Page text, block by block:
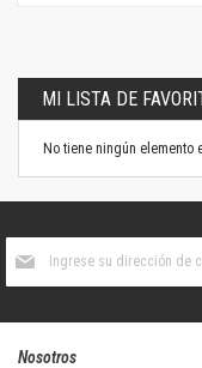
MI LISTA DE
No tiene ningún elemento
boletín
Nosotros